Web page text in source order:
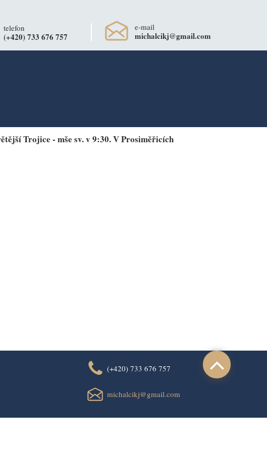
telefon
(+420) 733 676 757
e-mail
michalcikj@gmail.com
Trojice - mše sv. v 9:30. V Prosiměřicích
michalcikj@gmail.com
(+420) 733 676 757